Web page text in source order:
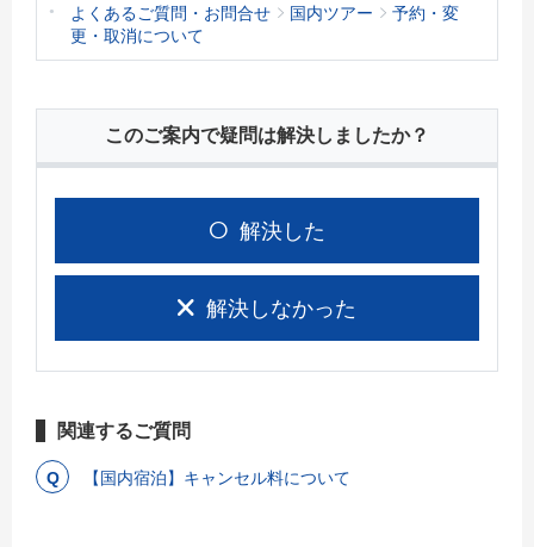
よくあるご質問・お問合せ
国内ツアー
予約・変
更・取消について
このご案内で疑問は解決しましたか？
解決した
解決しなかった
関連するご質問
【国内宿泊】キャンセル料について